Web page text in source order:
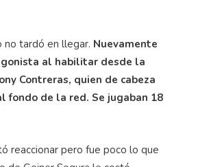
no tardó en llegar. Nuevamente
al habilitar desde la
Contreras, quien de cabeza
fondo de la red. Se jugaban 18
reaccionar pero fue poco lo que